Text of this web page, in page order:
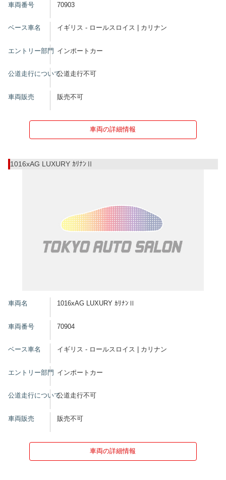
車両番号 70903
ベース車名 イギリス - ロールスロイス | カリナン
エントリー部門 インポートカー
公道走行について公道走行不可
車両販売 販売不可
車両の詳細情報
1016xAG LUXURY ｶﾘﾅﾝⅡ
車両名 1016xAG LUXURY ｶﾘﾅﾝⅡ
車両番号 70904
ベース車名 イギリス - ロールスロイス | カリナン
エントリー部門 インポートカー
公道走行について公道走行不可
車両販売 販売不可
車両の詳細情報